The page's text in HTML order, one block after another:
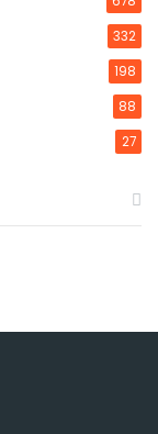
332
198
88
27